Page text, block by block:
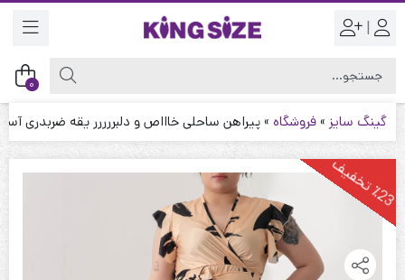
|
0
گینگ سایز »فروشگاه »پیراهن ساحلی خاااص و دلبررررر یقه ضربدری
٪2
3
ت
خ
ف
یف